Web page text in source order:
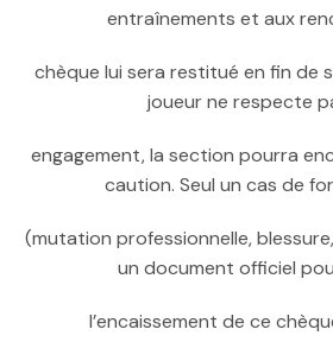
entraînements et aux
chèque lui sera restitué en fin de
joueur ne respecte
engagement, la section pourra
caution. Seul un cas de
(mutation professionnelle,
un document officiel
l’encaissement de ce